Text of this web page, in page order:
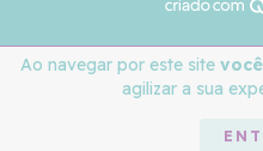
Ao navegar por este site
agilizar a sua